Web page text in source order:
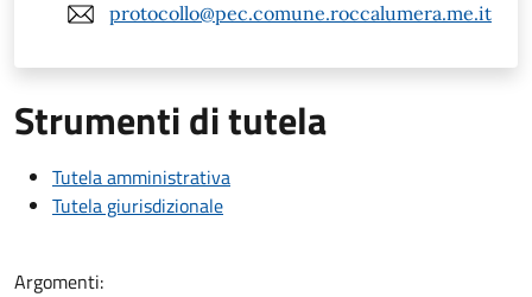
protocollo@pec.comune.roccalumera.me.it
Strumenti di tutela
Tutela amministrativa
Tutela giurisdizionale
Argomenti: